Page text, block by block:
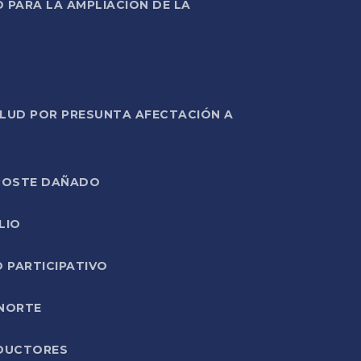
PARA LA AMPLIACIÓN DE LA
POR PRESUNTA AFECTACIÓN A
DAÑADO
PARTICIPATIVO